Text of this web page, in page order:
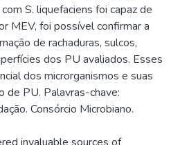
S. liquefaciens foi capaz de
MEV, foi possível confirmar a
de rachaduras, sulcos,
dos PU avaliados. Esses
dos microrganismos e suas
de PU. Palavras-chave:
Consórcio Microbiano.